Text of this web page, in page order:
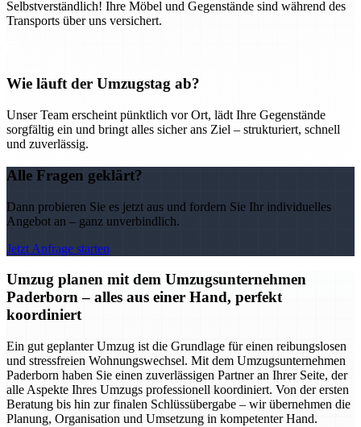
Selbstverständlich! Ihre Möbel und Gegenstände sind während des
Transports über uns versichert.
Wie läuft der Umzugstag ab?
Unser Team erscheint pünktlich vor Ort, lädt Ihre Gegenstände
sorgfältig ein und bringt alles sicher ans Ziel – strukturiert, schnell
und zuverlässig.
Alle Fragen geklärt?
Dann probieren Sie es jetzt aus und fordern Sie Ihr individuelles
Angebot an – ganz unverbindlich.
Jetzt Anfrage starten
Umzug planen mit dem Umzugsunternehmen
Paderborn – alles aus einer Hand, perfekt
koordiniert
Ein gut geplanter Umzug ist die Grundlage für einen reibungslosen
und stressfreien Wohnungswechsel. Mit dem Umzugsunternehmen
Paderborn haben Sie einen zuverlässigen Partner an Ihrer Seite, der
alle Aspekte Ihres Umzugs professionell koordiniert. Von der ersten
Beratung bis hin zur finalen Schlüssübergabe – wir übernehmen die
Planung, Organisation und Umsetzung in kompetenter Hand.